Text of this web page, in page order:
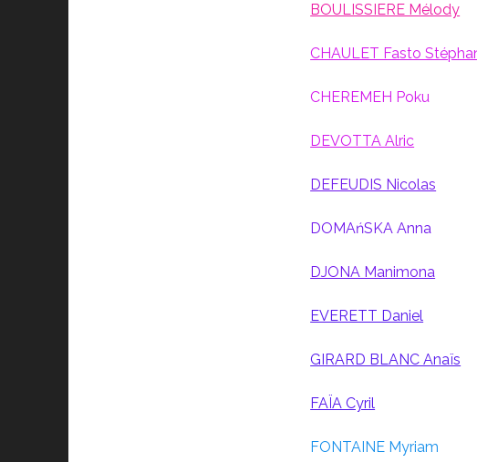
BOULISSIERE Mélody
CHAULET Fasto
CHEREMEH Poku
DEVOTTA Alric
DEFEUDIS Nicolas
DOMAńSKA Anna
DJONA Manimona
EVERETT Daniel
GIRARD BLANC Anaïs
FAÏA Cyril
FONTAINE Myriam